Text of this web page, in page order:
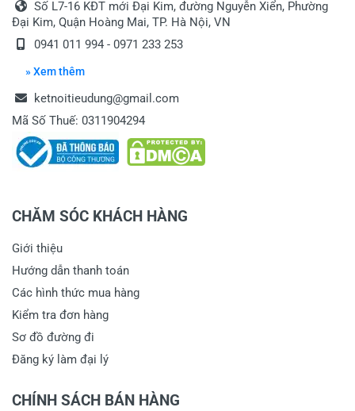
Số L7-16 KĐT mới Đại Kim, đường Nguyễn Xiển, Phường
Đại Kim, Quận Hoàng Mai, TP. Hà Nội, VN
0941 011 994 - 0971 233 253
» Xem thêm
ketnoitieudung@gmail.com
Mã Số Thuế: 0311904294
CHĂM SÓC KHÁCH HÀNG
Giới thiệu
Hướng dẫn thanh toán
Các hình thức mua hàng
Kiểm tra đơn hàng
Sơ đồ đường đi
Đăng ký làm đại lý
CHÍNH SÁCH BÁN HÀNG